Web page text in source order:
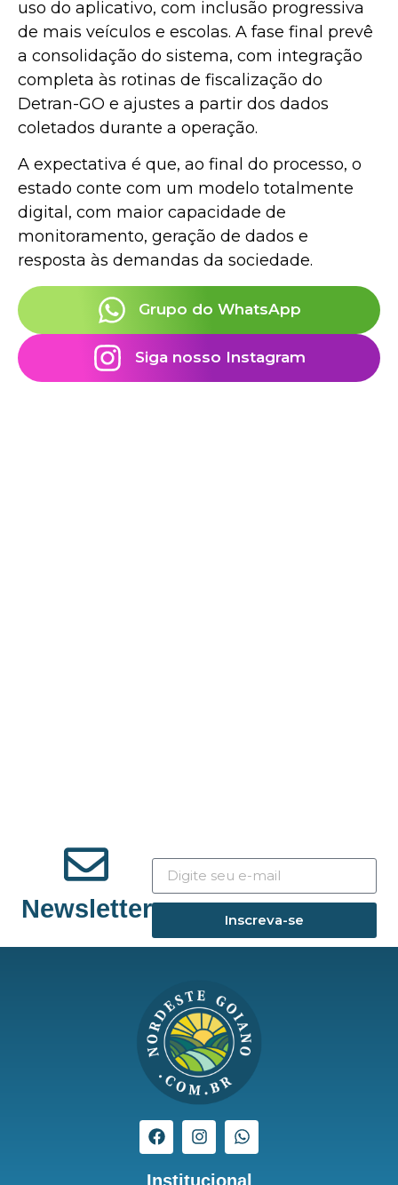
uso do aplicativo, com inclusão progressiva
de mais veículos e escolas. A fase final prevê
a consolidação do sistema, com integração
completa às rotinas de fiscalização do
Detran-GO e ajustes a partir dos dados
coletados durante a operação.
A expectativa é que, ao final do processo, o
estado conte com um modelo totalmente
digital, com maior capacidade de
monitoramento, geração de dados e
resposta às demandas da sociedade.
Grupo do WhatsApp
Siga nosso Instagram
Newsletter Inscreva-se
Institucional